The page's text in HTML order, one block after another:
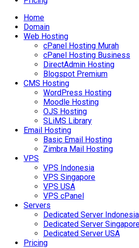
Home
Domain
Web Hosting
cPanel Hosting Murah
cPanel Hosting Business
DirectAdmin Hosting
Blogspot Premium
CMS Hosting
WordPress Hosting
Moodle Hosting
OJS Hosting
SLiMS Library
Email Hosting
Basic Email Hosting
Zimbra Mail Hosting
VPS
VPS Indonesia
VPS Singapore
VPS USA
VPS cPanel
Servers
Dedicated Server Indonesia
Dedicated Server
Dedicated Server USA
Pricing